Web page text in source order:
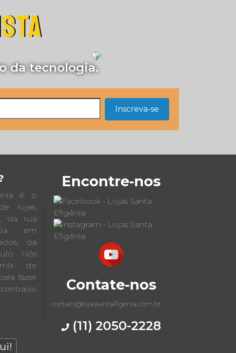
da tecnologia.
Inscreva-se
é o
lojas,
da rua
em
da
Nós
de
fazer
Encontre-nos
Contate-nos
contato@lojassantaifigenia.com.br
(11) 2050-2228